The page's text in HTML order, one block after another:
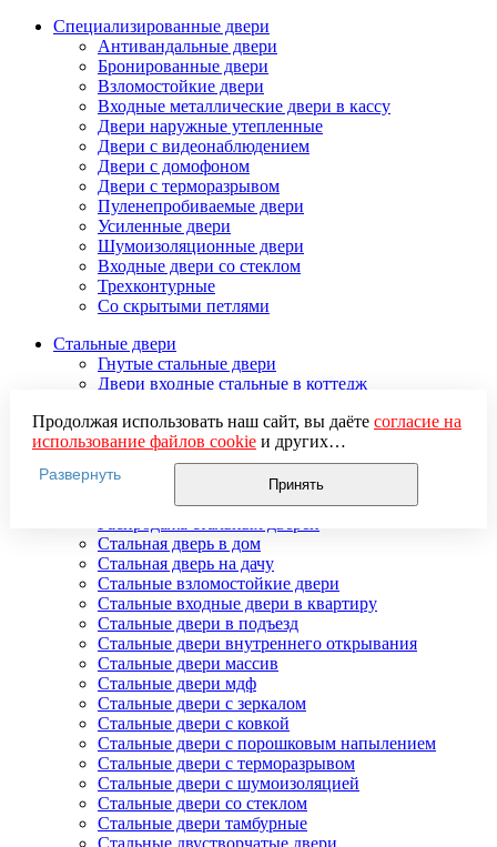
Специализированные двери
Антивандальные двери
Бронированные двери
Взломостойкие двери
Входные металлические двери в кассу
Двери наружные утепленные
Двери с видеонаблюдением
Двери с домофоном
Двери с терморазрывом
Пуленепробиваемые двери
Усиленные двери
Шумоизоляционные двери
Входные двери со стеклом
Трехконтурные
Со скрытыми петлями
Стальные двери
Гнутые стальные двери
Двери входные стальные в коттедж
Стальные двери для улицы
Двери стальные утепленные
Дверь стальная двупольная
Наружные стальные двери
Недорогие стальные двери
Стальная дверь в дом
Стальная дверь на дачу
Стальные взломостойкие двери
Стальные входные двери в квартиру
Стальные двери в подъезд
Стальные двери внутреннего открывания
Стальные двери массив
Стальные двери мдф
Стальные двери с зеркалом
Стальные двери с ковкой
Стальные двери с порошковым напылением
Стальные двери с терморазрывом
Стальные двери с шумоизоляцией
Стальные двери со стеклом
Стальные двери тамбурные
Стальные двустворчатые двери
Продолжая использовать наш сайт, вы даёте согласие на
использование файлов cookieи других
пользовательских данных (включая IP-адрес, сведения о
местоположении, устройстве, действиях на сайте и т. п.)
для функционирования сайта, проведения
использования систем аналитики (например,
Яндекс.Метрика), в соответствии с нашей
обработки персональных данных.
Если вы не хотите, чтобы ваши данные обрабатывались,
настройте ограничения в браузере или покиньте сайт.
Развернуть
Принять